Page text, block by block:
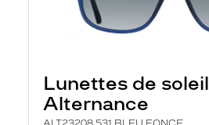
Lunettes de soleil
Alternance